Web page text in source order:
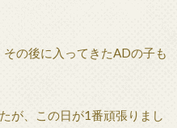
の後に入ってきたADの子も
が、この日が1番頑張りまし